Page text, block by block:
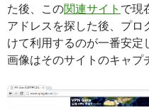
た後、この関連サイト で現
アドレスを探した後、プロ
けて利用するのが一番安
画像はそのサイトのキャプ